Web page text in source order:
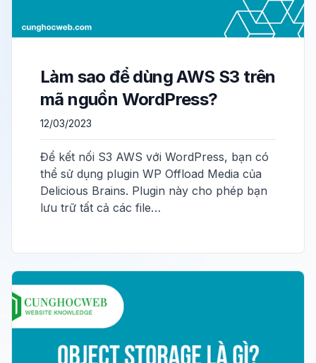
Làm sao để dùng AWS S3 trên
mã nguồn WordPress?
12/03/2023
Để kết nối S3 AWS với WordPress, bạn có
thể sử dụng plugin WP Offload Media của
Delicious Brains. Plugin này cho phép bạn
lưu trữ tất cả các file…